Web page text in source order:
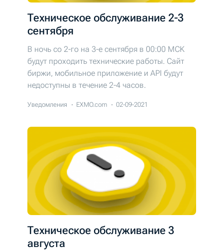
Техническое обслуживание 2-3
сентября
В ночь со 2-го на 3-е сентября в 00:00 MCK
будут проходить технические работы. Cайт
биржи, мобильное приложение и API будут
недоступны в течение 2-4 часов.
Уведомления EXMO.com 02-09-2021
Техническое обслуживание 3
августа